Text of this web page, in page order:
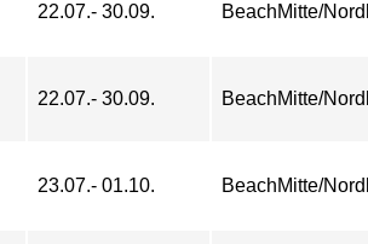
22.07.- 30.09. BeachMitte/
22.07.- 30.09. BeachMitte/
23.07.- 01.10. BeachMitte/